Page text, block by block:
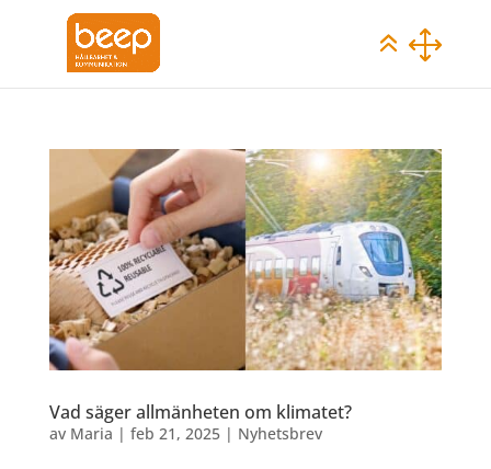
Vad säger allmänheten om klimatet?
av Maria | feb 21, 2025| Nyhetsbrev